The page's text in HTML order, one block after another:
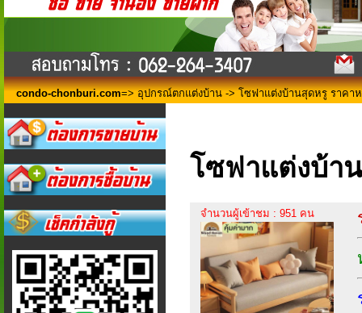
condo-chonburi.com=> อุปกรณ์ตกแต่งบ้าน -> โซฟาแต่งบ้านสุดหรู ราคา
โซฟาแต่งบ้า
จำนวนผู้เข้าชม : 951 คน